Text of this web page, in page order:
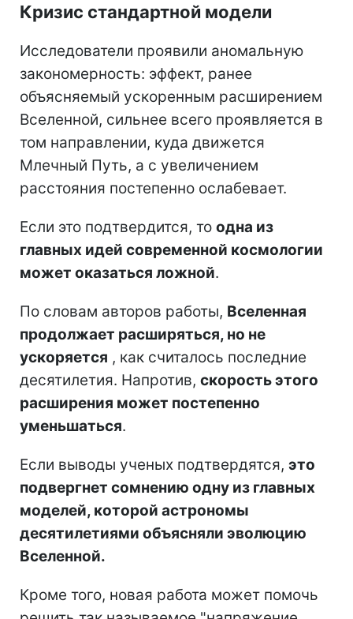
Кризис стандартной модели
Исследователи проявили аномальную
закономерность: эффект, ранее
объясняемый ускоренным расширением
Вселенной, сильнее всего проявляется в
том направлении, куда движется
Млечный Путь, а с увеличением
расстояния постепенно ослабевает.
Если это подтвердится, то одна из
главных идей современной космологии
может оказаться ложной.
По словам авторов работы, Вселенная
продолжает расширяться, но не
ускоряется , как считалось последние
десятилетия. Напротив, скорость этого
расширения может постепенно
уменьшаться.
Если выводы ученых подтвердятся, это
подвергнет сомнению одну из главных
моделей, которой астрономы
десятилетиями объясняли эволюцию
Вселенной.
Кроме того, новая работа может помочь